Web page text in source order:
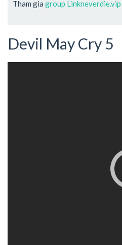
Tham gia group Linkneverdie.vip
Devil May Cry 5